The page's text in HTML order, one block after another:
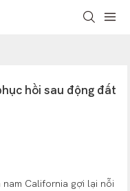
hồi sau động đất
nam California gợi lại nỗi